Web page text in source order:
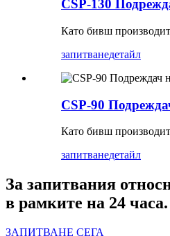
CSP-130
Като бивш
запитванедетайл
CSP-90
Като бивш
запитванедетайл
За запитвания
в рамките на 24 часа.
ЗАПИТВАНЕ СЕГА